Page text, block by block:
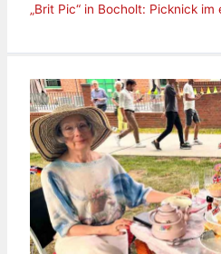
„Brit Pic“ in Bocholt: Picknick im